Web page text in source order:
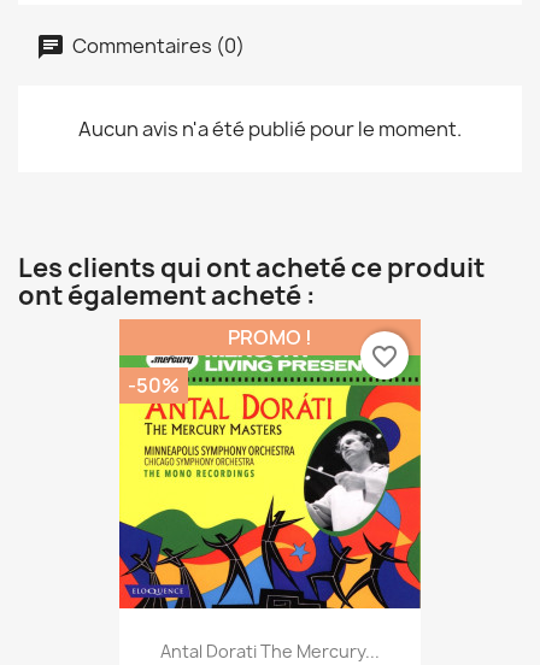
Commentaires (0)
Aucun avis n'a été publié pour le moment.
Les clients qui ont acheté ce produit
ont également acheté :
Antal Dorati The Mercury...
PROMO !
-50%
favorite_border